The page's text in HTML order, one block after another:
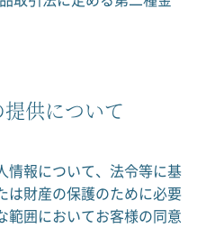
供について
情報について、法令等に基
は財産の保護のために必要
範囲においてお客様の同意